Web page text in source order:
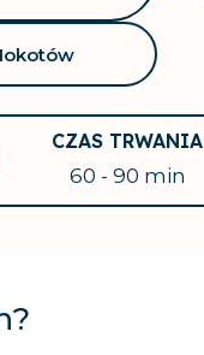
CZAS TRWANIA
60 - 90 min